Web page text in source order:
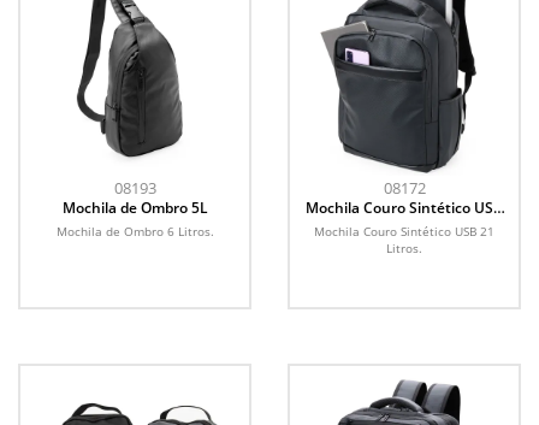
08193
Mochila de Ombro 5L
Mochila de Ombro 6 Litros.
08172
Mochila Couro Sintético USB
26L
Mochila Couro Sintético USB 21
Litros.